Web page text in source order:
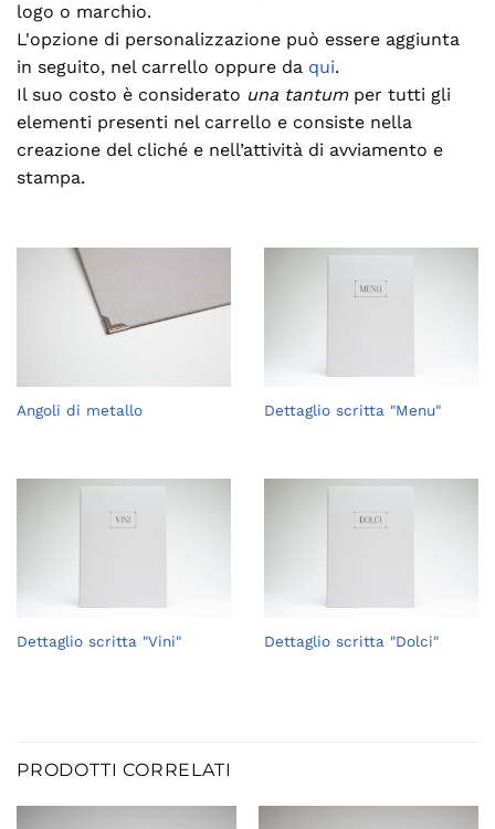
logo o marchio.
L'opzione di personalizzazione può essere aggiunta
in seguito, nel carrello oppure da qui.
Il suo costo è considerato una tantumper tutti gli
elementi presenti nel carrello e consiste nella
creazione del cliché e nell’attività di avviamento e
stampa.
Angoli di metallo Dettaglio scritta "Menu"
Dettaglio scritta "Vini" Dettaglio scritta "Dolci"
PRODOTTI CORRELATI